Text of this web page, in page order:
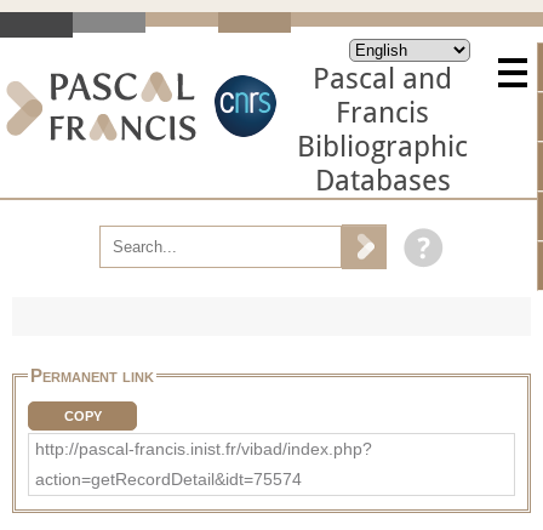
Pascal and
Francis
Bibliographic
Databases
Permanent link
COPY
http://pascal-francis.inist.fr/vibad/index.php?
action=getRecordDetail&idt=75574